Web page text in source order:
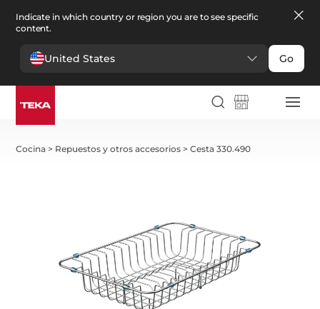
Indicate in which country or region you are to see specific
content.
United States Go
Cocina > Repuestos y otros accesorios >Cesta 330.490